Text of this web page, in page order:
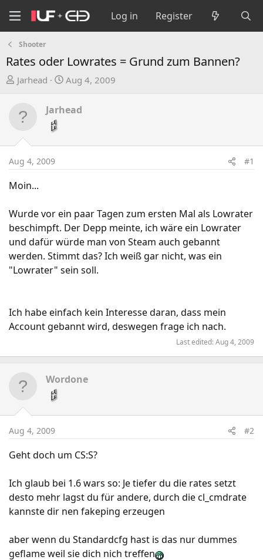
Log in Register
Shooter
Rates oder Lowrates = Grund zum Bannen?
T
e
d
t
a
t
e
r
Jarhead
S
d
t
Aug 4, 2009
Jarhead
Aug 4, 2009 #1
Moin...
Wurde vor ein paar Tagen zum ersten Mal als Lowrater
beschimpft. Der Depp meinte, ich wäre ein Lowrater
und dafür würde man von Steam auch gebannt
werden. Stimmt das? Ich weiß gar nicht, was ein
"Lowrater" sein soll.
Ich habe einfach kein Interesse daran, dass mein
Account gebannt wird, deswegen frage ich nach.
Last edited:Aug 4, 2009
Wordone
Aug 4, 2009 #2
Geht doch um CS:S?
Ich glaub bei 1.6 wars so: Je tiefer du die rates setzt
desto mehr lagst du für andere, durch die cl_cmdrate
kannste dir nen fakeping erzeugen
aber wenn du Standardcfg hast is das nur dummes
geflame weil sie dich nich treffen